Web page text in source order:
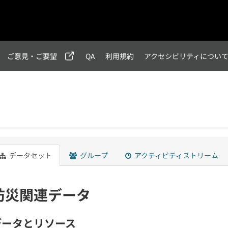
ご意見・ご要望 QA 利用規約 アクセシビリティについて
データセット グループ アクティビティストリーム
災関連データ
タとリソース